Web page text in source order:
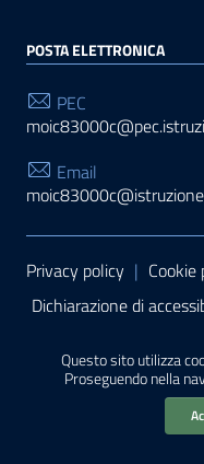
Questo sito utilizza
Proseguendo nella
POSTA ELETTRONICA
PEC
Email
Sezione Link
Privacy policy | Cookie
Dichiarazione di
PA di AgID
|